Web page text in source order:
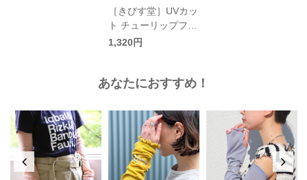
［きびす堂］UVカッ
ト チューリップフリ
ルアームカバー／KI
1,320円
あなたにおすすめ！